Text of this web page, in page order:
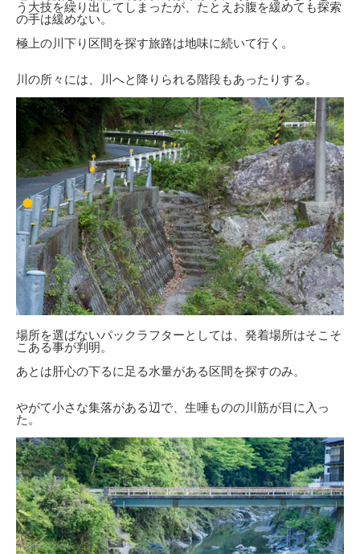
う大技を繰り出してしまったが、たとえお腹を緩めても探索
の手は緩めない。
極上の川下り区間を探す旅路は地味に続いて行く。
川の所々には、川へと降りられる階段もあったりする。
場所を選ばないパックラフターとしては、発着場所はそこそ
こある事が判明。
あとは肝心の下るに足る水量がある区間を探すのみ。
やがて小さな集落がある辺で、生唾ものの川筋が目に入っ
た。